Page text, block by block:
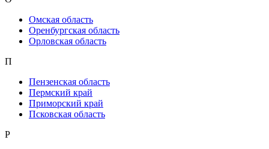
Омская область
Оренбургская область
Орловская область
П
Пензенская область
Пермский край
Приморский край
Псковская область
Р